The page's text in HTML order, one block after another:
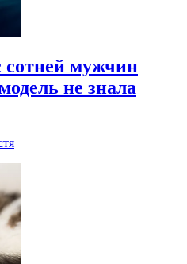
мужчин
не знала